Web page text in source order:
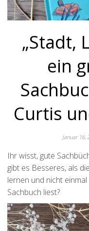
„Stadt,
ein
Curtis
Januar 16,
Ihr wisst, gute
gibt es Besseres, als
lernen und nicht
Sachbuch liest?